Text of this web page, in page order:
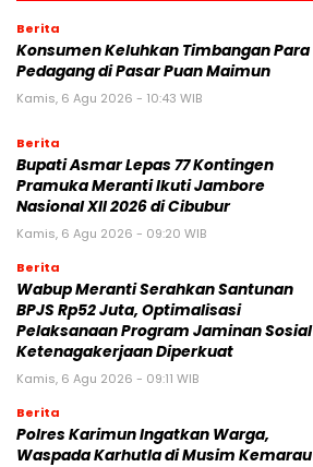
Berita
Konsumen Keluhkan Timbangan Para
Pedagang di Pasar Puan Maimun
Kamis, 6 Agu 2026 - 10:43 WIB
Berita
Bupati Asmar Lepas 77 Kontingen
Pramuka Meranti Ikuti Jambore
Nasional XII 2026 di Cibubur
Kamis, 6 Agu 2026 - 09:20 WIB
Berita
Wabup Meranti Serahkan Santunan
BPJS Rp52 Juta, Optimalisasi
Pelaksanaan Program Jaminan Sosial
Ketenagakerjaan Diperkuat
Kamis, 6 Agu 2026 - 09:11 WIB
Berita
Polres Karimun Ingatkan Warga,
Waspada Karhutla di Musim Kemarau